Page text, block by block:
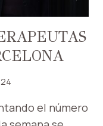
el número